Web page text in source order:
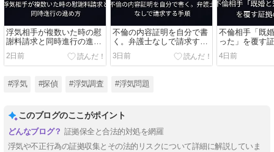
浮気相手が複数いた時の慰
謝料請求と同時進行の進め
2日前
不倫の内容証明を自分で書
く。弁護士なしで請求する
手順
3日前
不倫相手「既
った」を覆す
4日前
#浮気 #探偵 #浮気調査 #浮気問題
このブログのここがポイント
証拠保全と合法的対処を網羅
浮気や不正行為の証拠収集とその法的リスクについて詳細に解説していま